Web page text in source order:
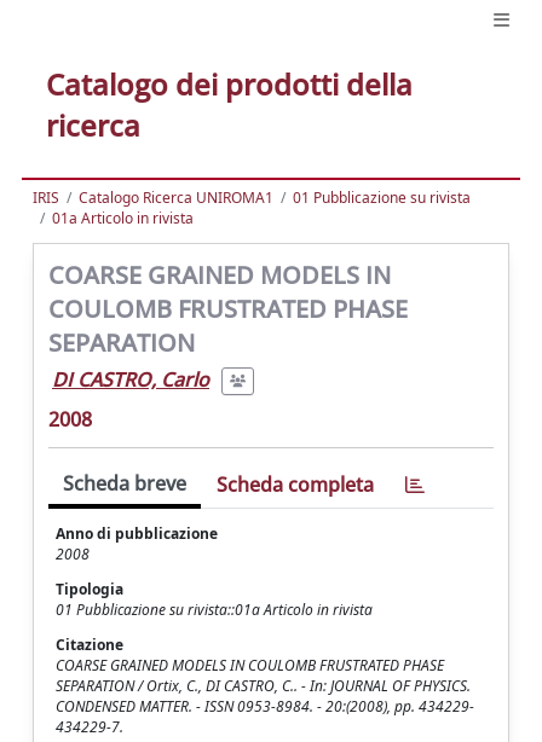
Catalogo dei prodotti della
ricerca
IRIS Catalogo Ricerca UNIROMA1
01 Pubblicazione su rivista
01a Articolo in rivista
COARSE GRAINED MODELS IN
COULOMB FRUSTRATED PHASE
SEPARATION
DI CASTRO, Carlo
2008
Scheda breve Scheda completa
Anno di pubblicazione
2008
Tipologia
01 Pubblicazione su rivista::01a Articolo in rivista
Citazione
COARSE GRAINED MODELS IN COULOMB FRUSTRATED PHASE
SEPARATION / Ortix, C., DI CASTRO, C.. - In: JOURNAL OF PHYSICS.
CONDENSED MATTER. - ISSN 0953-8984. - 20:(2008), pp. 434229-
434229-7.